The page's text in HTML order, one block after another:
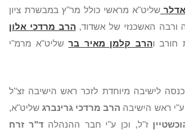
שליט"א מראשי כולל מר"ץ במבשרת ציון
ורבה האשכנזי של אשדוד, הרב מרדכי אלון
חורב והרב קלמן מאיר ברשליט"א מרמ"י
לישיבה מיוחדת לזכר ראש הישיבה זצ"ל
ע"י ראש הישיבה הרב מרדכי גרינברגשליט"א,
ז"ל, וכן ע"י חבר ההנהלהד"ר זרח